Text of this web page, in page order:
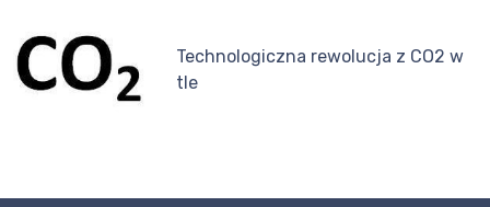
Technologiczna rewolucja z CO2 w
tle